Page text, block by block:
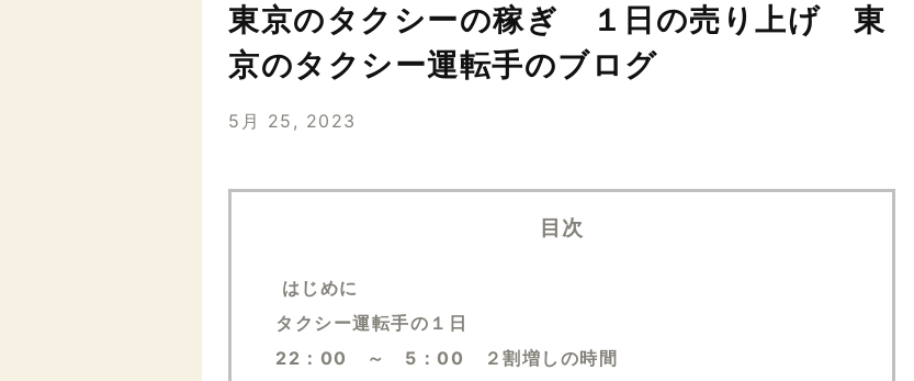
東京のタクシーの稼ぎ １日の売り上げ 東
京のタクシー運転手のブログ
5月 25, 2023
目次
はじめに
タクシー運転手の１日
22：00 ～ 5：00 ２割増しの時間